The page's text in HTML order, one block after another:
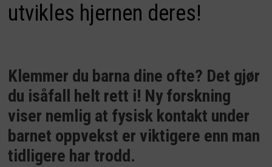
utvikles hjernen deres!
Klemmer du barna dine ofte? Det gjør
du isåfall helt rett i! Ny forskning
viser nemlig at fysisk kontakt under
barnet oppvekst er viktigere enn man
tidligere har trodd.